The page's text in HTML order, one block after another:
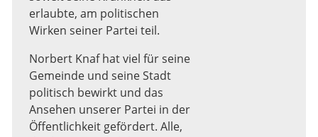
erlaubte, am politischen
Wirken seiner Partei teil.
Norbert Knaf hat viel für seine
Gemeinde und seine Stadt
politisch bewirkt und das
Ansehen unserer Partei in der
Öffentlichkeit gefördert. Alle,